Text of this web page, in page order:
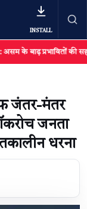
INSTALL
खोजें
प्रभावितों की सहायता के
जंतर-मंतर
जनता
धरना